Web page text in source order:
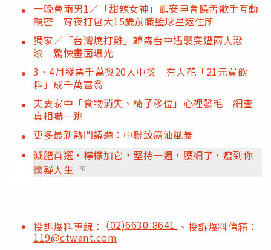
一晚會兩男1／「甜辣女神」顗安車會饒舌歌手互動
親密 宵夜打包大15歲前職籃球星返住所
獨家／「台灣燒打雞」韓森台中遇襲突遭兩人潑
漆 驚悚畫面曝光
3、4月發票千萬獎20人中獎 有人花「21元買飲
料」成千萬富翁
夫妻家中「食物消失、椅子移位」心裡發毛 細查
真相嚇一跳
更多最新熱門議題：中聯致癌油風暴
減肥首選，檸檬加它，堅持一週，腰細了，瘦到你
懷疑人生 PR
投訴爆料專線： (02)6630-8641 、投訴爆料信箱：
119@ctwant.com